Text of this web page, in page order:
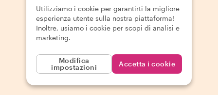
Utilizziamo i cookie per garantirti la migliore
esperienza utente sulla nostra piattaforma!
Inoltre, usiamo i cookie per scopi di analisi e
marketing.
Modifica
impostazioni
Accetta i cookie